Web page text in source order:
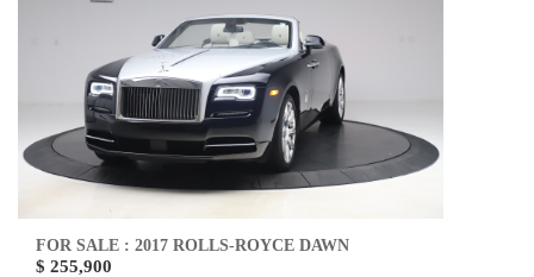
FOR SALE : 2017 ROLLS-ROYCE DAWN
$ 255,900